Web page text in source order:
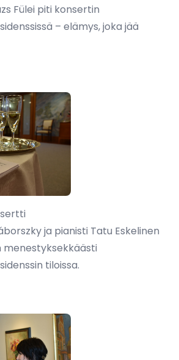
Fülei piti konsertin
– elämys, joka jää
ja pianisti Tatu Eskelinen
tiloissa.